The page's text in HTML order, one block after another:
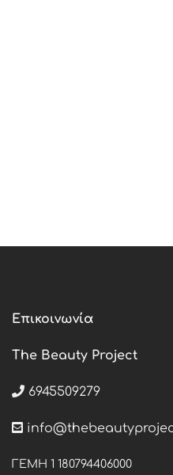
Επικοινωνία
The Beauty Project
6945509279
ΓΕΜΗ 1 180794406000